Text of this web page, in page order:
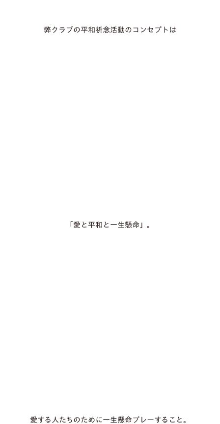
弊クラブの平和祈念活動のコンセプトは
「愛と平和と一生懸命」。
愛する人たちのために一生懸命プレーすること。